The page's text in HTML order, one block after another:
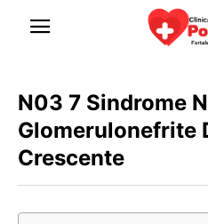
N03 7 Sindrome
Glomerulonefrite
Crescente